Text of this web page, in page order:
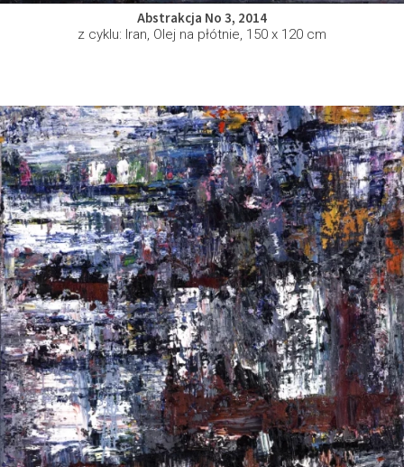
Abstrakcja No 3, 2014
z cyklu: Iran, Olej na płótnie, 150 x 120 cm